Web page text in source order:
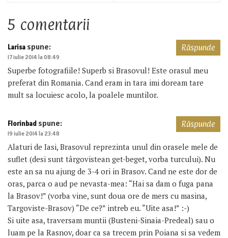
5 comentarii
Larisa spune:
17 iulie 2014 la 08:49
Superbe fotografiile! Superb si Brasovul! Este orasul meu
preferat din Romania. Cand eram in tara imi doream tare
mult sa locuiesc acolo, la poalele muntilor.
Răspunde
Florinbad spune:
19 iulie 2014 la 23:48
Alaturi de Iasi, Brasovul reprezinta unul din orasele mele de
suflet (desi sunt târgovistean get-beget, vorba turcului). Nu
este an sa nu ajung de 3-4 ori in Brasov. Cand ne este dor de
oras, parca o aud pe nevasta-mea: “Hai sa dam o fuga pana
la Brasov!” (vorba vine, sunt doua ore de mers cu masina,
Targoviste-Brasov) “De ce?” intreb eu. “Uite asa!” :-)
Si uite asa, traversam muntii (Busteni-Sinaia-Predeal) sau o
luam pe la Rasnov, doar ca sa trecem prin Poiana si sa vedem
Răspunde